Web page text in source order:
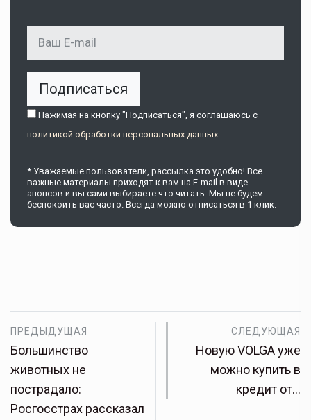
Подписаться
Нажимая на кнопку "Подписаться", я соглашаюсь c
политикой обработки персональных данных
* Уважаемые пользователи, рассылка это удобно! Все
важные материалы приходят к вам на E-mail в виде
анонсов и вы сами выбираете что читать. Мы не будем
беспокоить вас часто. Всегда можно отписаться в 1 клик.
ПРЕДЫДУЩАЯ
Большинство
животных не
пострадало:
Росгосстрах рассказал
СЛЕДУЮЩАЯ
Новую VOLGA уже
можно купить в
кредит от…